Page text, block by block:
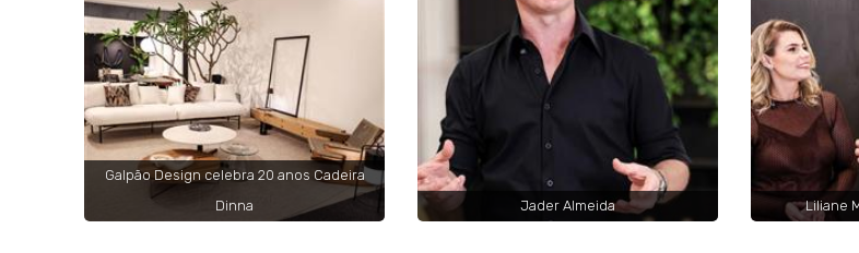
Galpão Design celebra 20 anos Cadeira
Dinna
Jader Almeida Liliane